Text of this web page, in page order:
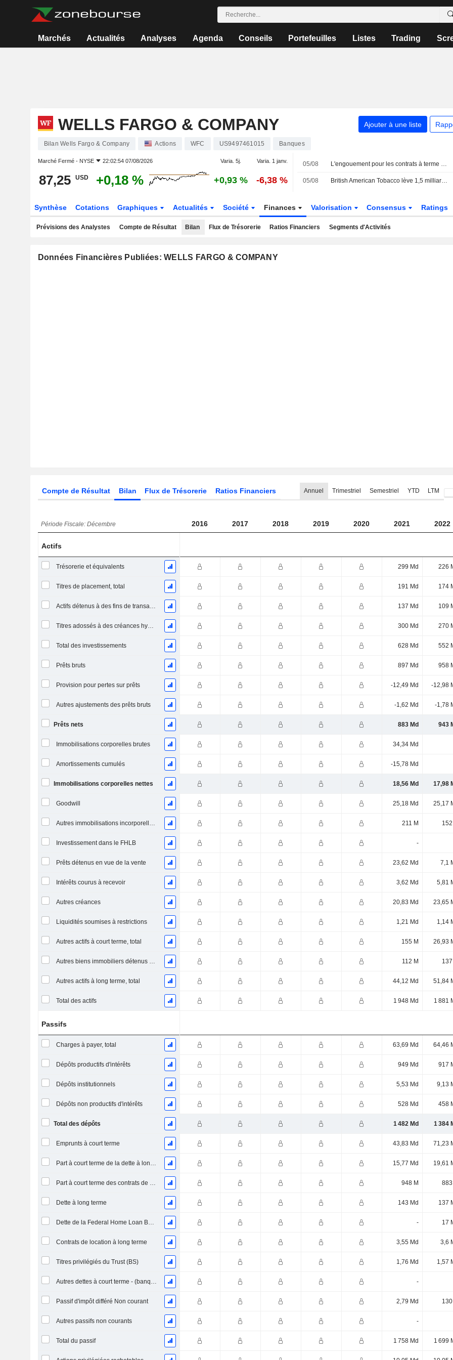
Marchés Actualités Analyses Agenda Conseils Portefeuilles Listes Trading
WELLS FARGO & COMPANY Ajouter à une liste
Bilan Wells Fargo & Company Actions WFC US9497461015 Banques
Marché Fermé - NYSE 22:02:54 07/08/2026 Varia. 5j. Varia. 1 janv.
87,25 USD +0,18 % +0,93 % -6,38 %
05/08 L'engouement pour les contrats à terme sur swaps aux États-Unis signale une crainte de taux durablement élevés
05/08 British American Tobacco lève 1,5 milliard de dollars sur le marché obligataire
Synthèse Cotations Graphiques Actualités Société Finances Valorisation Consensus Ratings
Prévisions des Analystes Compte de Résultat Bilan Flux de Trésorerie Ratios Financiers Segments d'Activités
Données Financières Publiées: WELLS FARGO & COMPANY
Compte de Résultat Bilan Flux de Trésorerie Ratios Financiers Annuel Trimestriel Semestriel YTD LTM
Période Fiscale: Décembre 2016 2017 2018 2019 2020 2021 2022
Actifs
Trésorerie et équivalents 299 Md 226
Titres de placement, total 191 Md 174
Actifs détenus à des fins de transaction Titres, totalActifs détenus à des fins de transactions (Trading), Total. 137 Md 109
Titres adossés à des créances hypothécaires 300 Md 270
Total des investissements 628 Md 552
Prêts bruts 897 Md 958
Provision pour pertes sur prêts -12,49 Md -12,98
Autres ajustements des prêts bruts -1,62 Md -1,78
Prêts nets 883 Md 943
Immobilisations corporelles brutes 34,34 Md
Amortissements cumulés -15,78 Md
Immobilisations corporelles nettes 18,56 Md 17,98
Goodwill 25,18 Md 25,17
Autres immobilisations incorporelles, total 211 M 152
Investissement dans le FHLB -
Prêts détenus en vue de la vente 23,62 Md 7,1
Intérêts courus à recevoir 3,62 Md 5,81
Autres créances 20,83 Md 23,65
Liquidités soumises à restrictions 1,21 Md 1,14
Autres actifs à court terme, total 155 M 26,93
Autres biens immobiliers détenus et saisis 112 M 137
Autres actifs à long terme, total 44,12 Md 51,84
Total des actifs 1 948 Md 1 881
Passifs
Charges à payer, total 63,69 Md 64,46
Dépôts productifs d'intérêts 949 Md 917
Dépôts institutionnels 5,53 Md 9,13
Dépôts non productifs d'intérêts 528 Md 458
Total des dépôts 1 482 Md 1 384
Emprunts à court terme 43,83 Md 71,23
Part à court terme de la dette à long terme 15,77 Md 19,61
Part à court terme des contrats de location 948 M 883
Dette à long terme 143 Md 137
Dette de la Federal Home Loan Bank - long terme - 17
Contrats de location à long terme 3,55 Md 3,6
Titres privilégiés du Trust (BS) 1,76 Md 1,57
Autres dettes à court terme - (banque / modèle de service public) -
Passif d'impôt différé Non courant 2,79 Md 130
Autres passifs non courants -
Total du passif 1 758 Md 1 699